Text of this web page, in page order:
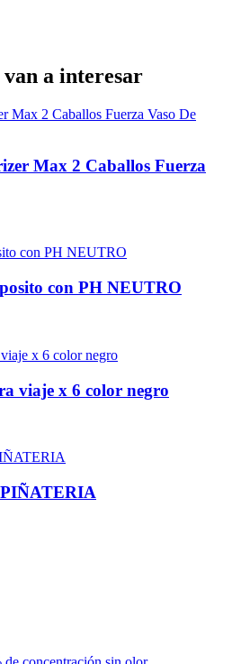
a interesar
Max 2 Caballos Fuerza
con PH NEUTRO
viaje x 6 color negro